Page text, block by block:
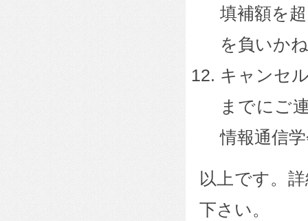
填補額を
を負いか
キャンセ
までにご
情報通信
以上です。
下さい。